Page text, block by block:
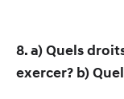
8. a) Quels
exercer? b)